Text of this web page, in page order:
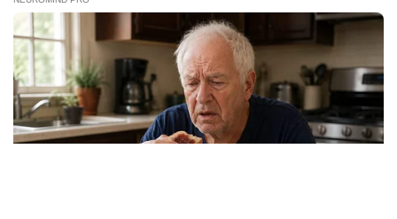
Follow Kabarbaru